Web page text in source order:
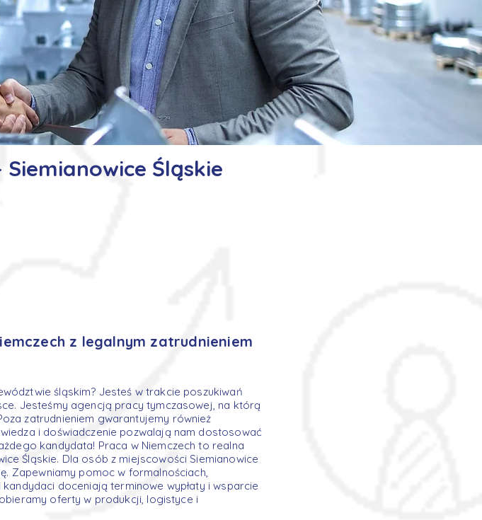
Śląskie
z legalnym zatrudnieniem
śląskim? Jesteś w trakcie poszukiwań
Jesteśmy agencją pracy tymczasowej, na którą
zatrudnieniem gwarantujemy również
i doświadczenie pozwalają nam dostosować
kandydata! Praca w Niemczech to realna
Śląskie. Dla osób z miejscowości Siemianowice
Zapewniamy pomoc w formalnościach,
doceniają terminowe wypłaty i wsparcie
oferty w produkcji, logistyce i